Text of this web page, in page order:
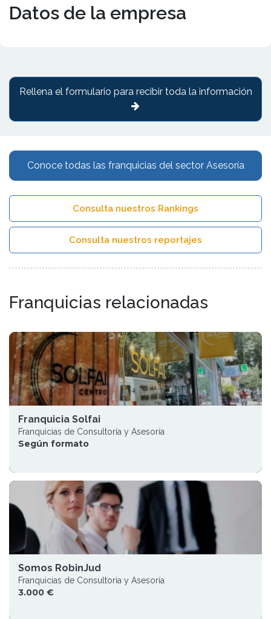
Datos de la empresa
Conoce todas las franquicias del sector Asesoría
Consulta nuestros Rankings
Consulta nuestros reportajes
Franquicias relacionadas
Franquicia Solfai
Franquicias de Consultoría y Asesoría
Según formato
Somos RobinJud
Franquicias de Consultoría y Asesoría
3.000 €